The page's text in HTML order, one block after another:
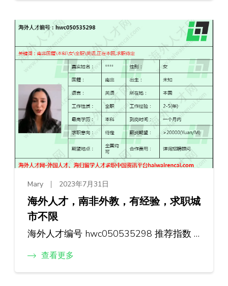
Mary 2023年7月31日
海外人才，南非外教，有经验，求职城
市不限
海外人才编号 hwc050535298 推荐指数 …
查看更多